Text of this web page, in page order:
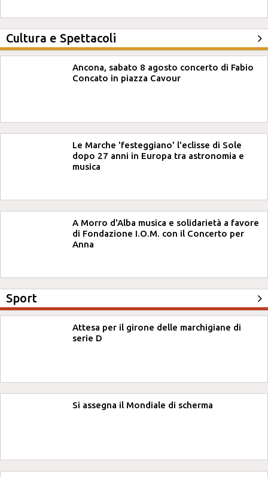
Cultura e Spettacoli
Ancona, sabato 8 agosto concerto di Fabio
Concato in piazza Cavour
Le Marche 'festeggiano' l'eclisse di Sole
dopo 27 anni in Europa tra astronomia e
musica
A Morro d'Alba musica e solidarietà a favore
di Fondazione I.O.M. con il Concerto per
Anna
Sport
Attesa per il girone delle marchigiane di
serie D
Si assegna il Mondiale di scherma